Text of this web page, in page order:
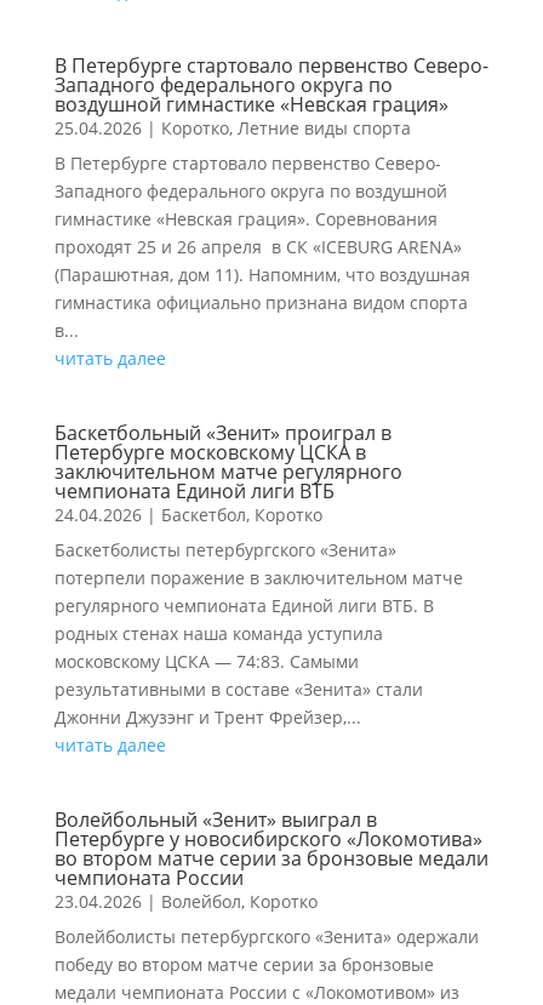
В Петербурге стартовало первенство Северо-
Западного федерального округа по
воздушной гимнастике «Невская грация»
25.04.2026| Коротко, Летние виды спорта
В Петербурге стартовало первенство Северо-
Западного федерального округа по воздушной
гимнастике «Невская грация». Соревнования
проходят 25 и 26 апреля в СК «ICEBURG ARENA»
(Парашютная, дом 11). Напомним, что воздушная
гимнастика официально признана видом спорта
в...
читать далее
Баскетбольный «Зенит» проиграл в
Петербурге московскому ЦСКА в
заключительном матче регулярного
чемпионата Единой лиги ВТБ
24.04.2026| Баскетбол, Коротко
Баскетболисты петербургского «Зенита»
потерпели поражение в заключительном матче
регулярного чемпионата Единой лиги ВТБ. В
родных стенах наша команда уступила
московскому ЦСКА — 74:83. Самыми
результативными в составе «Зенита» стали
Джонни Джузэнг и Трент Фрейзер,...
читать далее
Волейбольный «Зенит» выиграл в
Петербурге у новосибирского «Локомотива»
во втором матче серии за бронзовые медали
чемпионата России
23.04.2026| Волейбол, Коротко
Волейболисты петербургского «Зенита» одержали
победу во втором матче серии за бронзовые
медали чемпионата России с «Локомотивом» из